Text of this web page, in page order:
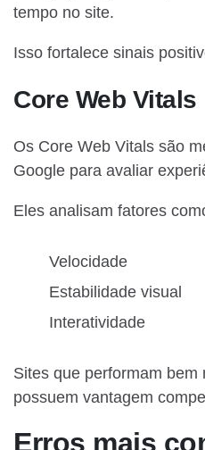
tempo no site.
Isso fortalece sinais
Core Web Vitals
Os Core Web Vitals são
Google para avaliar
Eles analisam fatores
Velocidade
Estabilidade visual
Interatividade
Sites que performam bem
possuem vantagem
Erros mais